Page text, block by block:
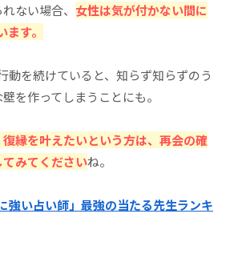
ない場合、 女性は気が付かない間に
す。
動を続けていると、知らず知らずのう
を作ってしまうことにも。
復縁を叶えたいという方は、 再会の確
てみてくださいね。
強い占い師」最強の当たる先生ランキ